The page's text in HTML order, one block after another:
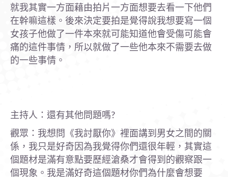
就我其實一方面藉由拍片一方面想要去看一下他們
在幹嘛這樣。後來決定要拍是覺得說我想要寫一個
女孩子他做了一件本來就可能知道他會受傷可能會
痛的這件事情，所以就做了一些他本來不需要去做
的一些事情。
主持人：還有其他問題嗎?
觀眾：我想問《我討厭你》裡面講到男女之間的關
係，我只是好奇因為我覺得你們還很年輕，其實這
個題材是滿有意點要歷經滄桑才會得到的觀察跟一
個現象。我是滿好奇這個題材你們為什麼會想要